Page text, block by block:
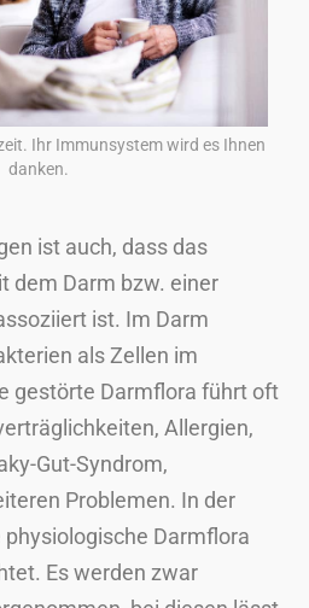
Ihr Immunsystem wird es Ihnen
danken.
ist auch, dass das
dem Darm bzw. einer
ist. Im Darm
als Zellen im
gestörte Darmflora führt oft
Allergien,
Gut-Syndrom,
Problemen. In der
Darmflora
Es werden zwar